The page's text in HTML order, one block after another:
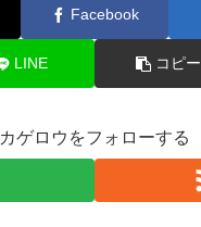
Facebook
LINE コピー
カゲロウをフォローする